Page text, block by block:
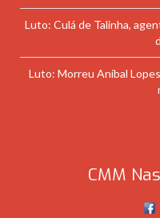
Luto: Culá de Talinha,
Luto: Morreu Aníbal
CMM